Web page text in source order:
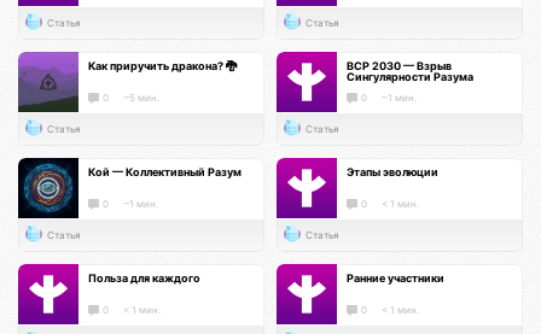
Статья Статья
Как приручить дракона? 🐉
0 ~5 мин.
Статья
ВСР 2030 — Взрыв
Сингулярности Разума
0 ~1 мин.
Статья
Кой — Коллективный Разум
0 ~1 мин.
Статья
Этапы эволюции
0 < 1 мин.
Статья
Польза для каждого
0 < 1 мин.
Ранние участники
0 < 1 мин.